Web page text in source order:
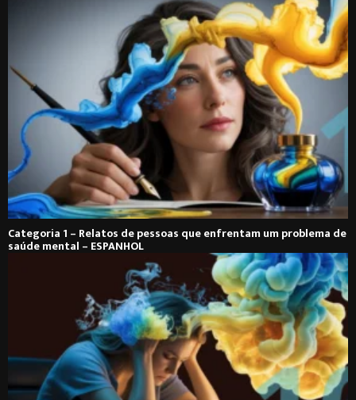
Categoria 1 – Relatos de pessoas que enfrentam um problema de
saúde mental – ESPANHOL